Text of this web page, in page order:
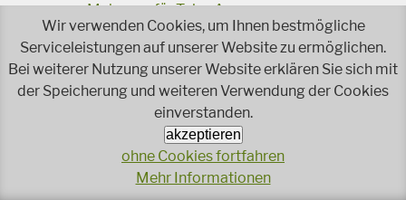
Mehrweg für Take-Away
Müll-Trenn-Kampagne
Nachhaltige Gartenprodukte
Nachhaltigkeitssiegel
Netzwerk Naturtextiler
OekoBusiness Förderdatenbank
RuDI - Vorschriften für Bio-Betriebe
Wir verwenden Cookies, um Ihnen bestmögliche
Serviceleistungen auf unserer Website zu ermöglichen.
Bei weiterer Nutzung unserer Website erklären Sie sich mit
der Speicherung und weiteren Verwendung der Cookies
einverstanden.
akzeptieren
ohne Cookies fortfahren
Mehr Informationen